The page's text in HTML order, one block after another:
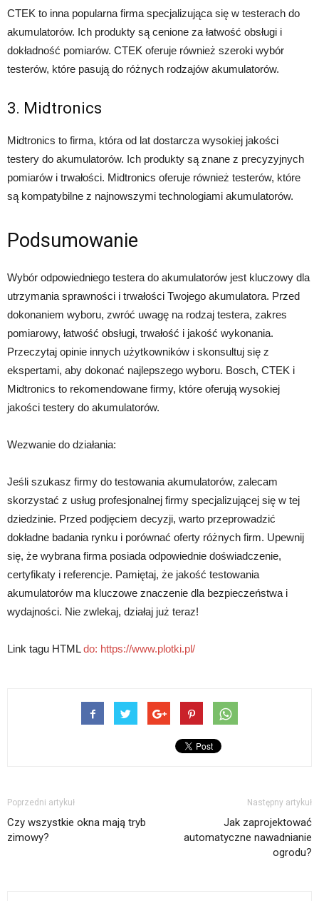
CTEK to inna popularna firma specjalizująca się w testerach do
akumulatorów. Ich produkty są cenione za łatwość obsługi i
dokładność pomiarów. CTEK oferuje również szeroki wybór
testerów, które pasują do różnych rodzajów akumulatorów.
3. Midtronics
Midtronics to firma, która od lat dostarcza wysokiej jakości
testery do akumulatorów. Ich produkty są znane z precyzyjnych
pomiarów i trwałości. Midtronics oferuje również testerów, które
są kompatybilne z najnowszymi technologiami akumulatorów.
Podsumowanie
Wybór odpowiedniego testera do akumulatorów jest kluczowy dla
utrzymania sprawności i trwałości Twojego akumulatora. Przed
dokonaniem wyboru, zwróć uwagę na rodzaj testera, zakres
pomiarowy, łatwość obsługi, trwałość i jakość wykonania.
Przeczytaj opinie innych użytkowników i skonsultuj się z
ekspertami, aby dokonać najlepszego wyboru. Bosch, CTEK i
Midtronics to rekomendowane firmy, które oferują wysokiej
jakości testery do akumulatorów.
Wezwanie do działania:
Jeśli szukasz firmy do testowania akumulatorów, zalecam
skorzystać z usług profesjonalnej firmy specjalizującej się w tej
dziedzinie. Przed podjęciem decyzji, warto przeprowadzić
dokładne badania rynku i porównać oferty różnych firm. Upewnij
się, że wybrana firma posiada odpowiednie doświadczenie,
certyfikaty i referencje. Pamiętaj, że jakość testowania
akumulatorów ma kluczowe znaczenie dla bezpieczeństwa i
wydajności. Nie zwlekaj, działaj już teraz!
Link tagu HTMLdo: https://www.plotki.pl/
Poprzedni artykuł
Czy wszystkie okna mają tryb
zimowy?
Następny artykuł
Jak zaprojektować
automatyczne nawadnianie
ogrodu?